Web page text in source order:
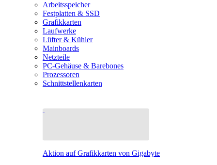
Arbeitsspeicher
Festplatten & SSD
Grafikkarten
Laufwerke
Lüfter & Kühler
Mainboards
Netzteile
PC-Gehäuse & Barebones
Prozessoren
Schnittstellenkarten
Aktion auf Grafikkarten von Gigabyte